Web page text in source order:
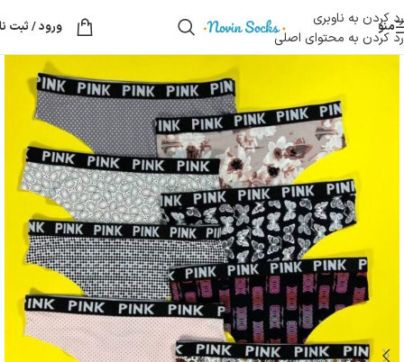
رد کردن به ناوبری
رد کردن به محتوای اصلی
منو ورود / ثبت